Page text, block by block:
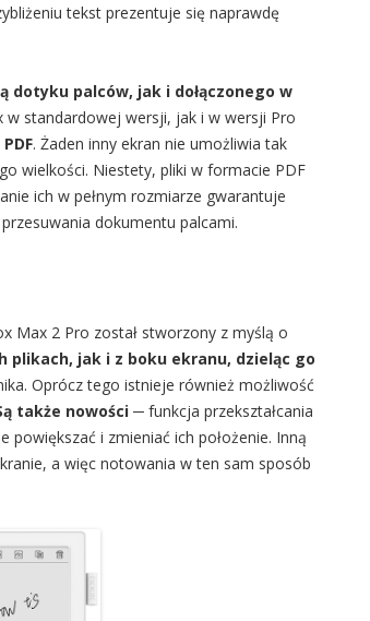
tekst prezentuje się naprawdę
dotyku palców, jak i dołączonego w
w standardowej wersji, jak i w wersji Pro
. Żaden inny ekran nie umożliwia tak
wielkości. Niestety, pliki w formacie PDF
ich w pełnym rozmiarze gwarantuje
dokumentu palcami.
Max 2 Pro został stworzony z myślą o
plikach, jak i z boku ekranu, dzieląc go
Oprócz tego istnieje również możliwość
także nowości ─ funkcja przekształcania
i zmieniać ich położenie. Inną
a więc notowania w ten sam sposób